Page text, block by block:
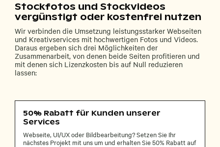
Stockfotos und Stockvideos
vergünstigt oder kostenfrei nutzen
Wir verbinden die Umsetzung leistungsstarker Webseiten
und Kreativservices mit hochwertigen Fotos und Videos.
Daraus ergeben sich drei Möglichkeiten der
Zusammenarbeit, von denen beide Seiten profitieren und
mit denen sich Lizenzkosten bis auf Null reduzieren
lassen:
50% Rabatt für Kunden unserer
Services
Webseite, UI/UX oder Bildbearbeitung? Setzen Sie Ihr
nächstes Projekt mit uns um und erhalten Sie 50% Rabatt auf